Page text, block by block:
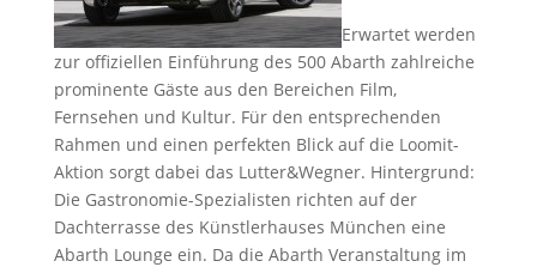
Erwartet werden
zur offiziellen Einführung des 500 Abarth zahlreiche
prominente Gäste aus den Bereichen Film,
Fernsehen und Kultur. Für den entsprechenden
Rahmen und einen perfekten Blick auf die Loomit-
Aktion sorgt dabei das Lutter&Wegner. Hintergrund:
Die Gastronomie-Spezialisten richten auf der
Dachterrasse des Künstlerhauses München eine
Abarth Lounge ein. Da die Abarth Veranstaltung im